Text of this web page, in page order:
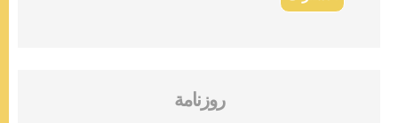
روزنامة